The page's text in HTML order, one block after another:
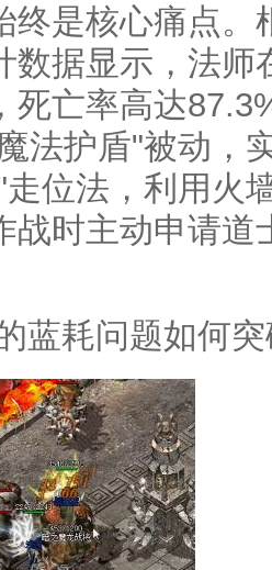
终是核心痛点。
数据显示，法师
死亡率高达
法护盾"被动，
位法，利用火
时主动申请道
蓝耗问题如何